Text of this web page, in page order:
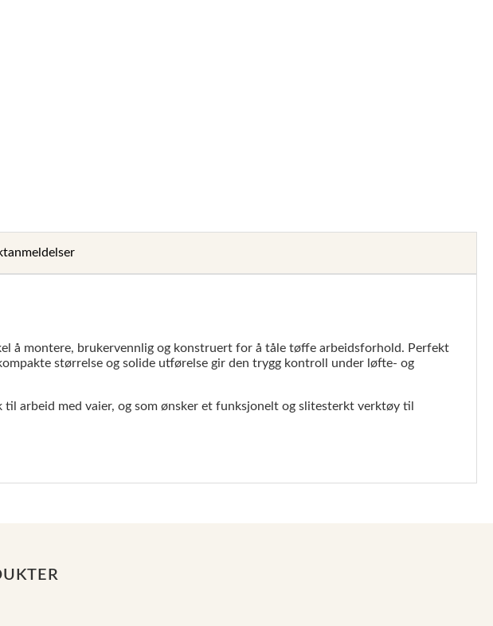
å montere, brukervennlig og konstruert for å tåle tøffe arbeidsforhold. Perfekt
størrelse og solide utførelse gir den trygg kontroll under løfte- og
arbeid med vaier, og som ønsker et funksjonelt og slitesterkt verktøy til